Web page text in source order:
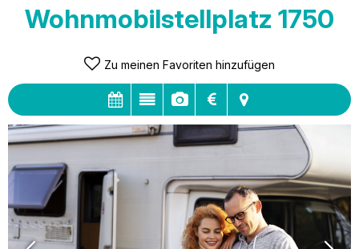
MEINEN WARENKORB
Wohnmobilstellplatz 1750
Zu meinen Favoriten hinzufügen